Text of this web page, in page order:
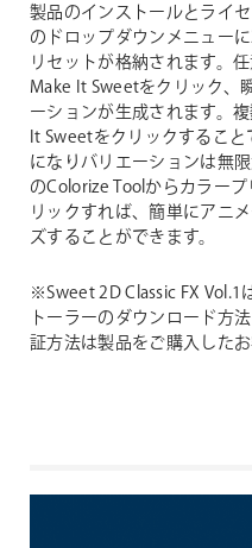
製品のインストールとライ
のドロップダウンメニュー
リセットが格納されます。
Make It Sweetをクリック、
ーションが生成されます。
It Sweetをクリックするこ
になりバリエーションは無
のColorize Toolからカラー
リックすれば、簡単にアニ
ズすることができます。
※Sweet 2D Classic FX Vol.1
トーラーのダウンロード方
証方法は製品をご購入した